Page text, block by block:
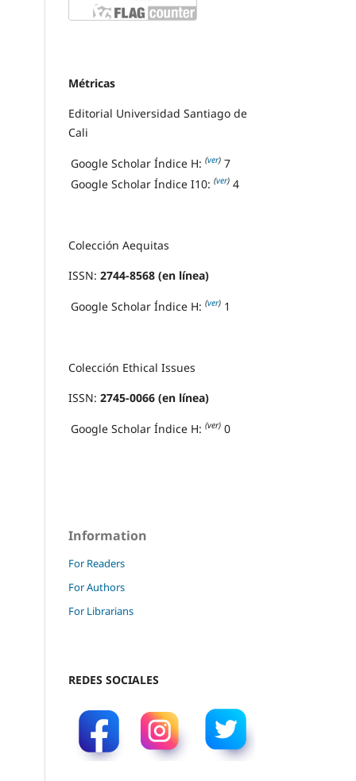
Métricas
Editorial Universidad Santiago de
Cali
Google Scholar Índice H: (ver) 7
Google Scholar Índice I10: (ver) 4
Colección Aequitas
ISSN: 2744-8568 (en línea)
Google Scholar Índice H: (ver) 1
Colección Ethical Issues
ISSN: 2745-0066 (en línea)
Google Scholar Índice H: (ver) 0
Information
For Readers
For Authors
For Librarians
REDES SOCIALES